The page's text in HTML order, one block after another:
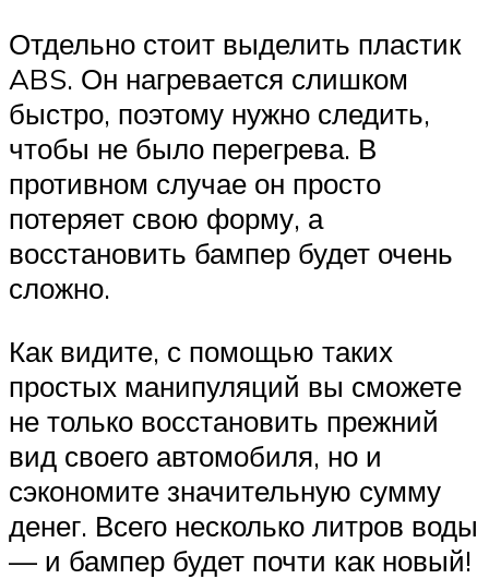
Отдельно стоит выделить пластик
ABS. Он нагревается слишком
быстро, поэтому нужно следить,
чтобы не было перегрева. В
противном случае он просто
потеряет свою форму, а
восстановить бампер будет очень
сложно.
Как видите, с помощью таких
простых манипуляций вы сможете
не только восстановить прежний
вид своего автомобиля, но и
сэкономите значительную сумму
денег. Всего несколько литров воды
— и бампер будет почти как новый!